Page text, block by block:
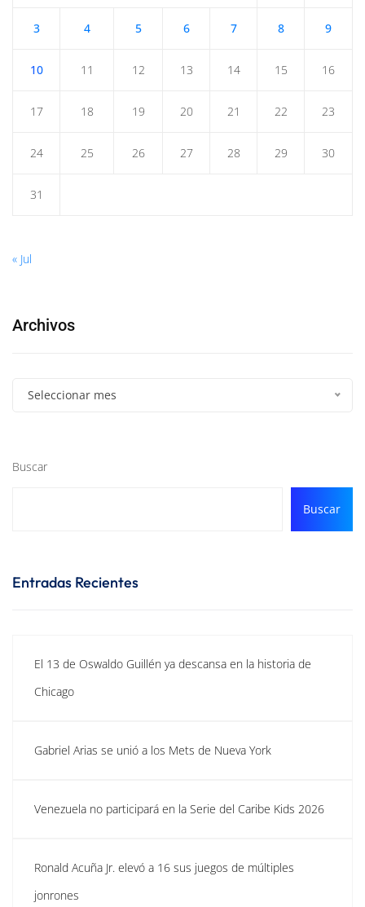
3 4 5 6 7 8 9
10 11 12 13 14 15 16
17 18 19 20 21 22 23
24 25 26 27 28 29 30
31
« Jul
Archivos
Seleccionar mes
Buscar
Buscar
Entradas Recientes
El 13 de Oswaldo Guillén ya descansa en la historia de
Chicago
Gabriel Arias se unió a los Mets de Nueva York
Venezuela no participará en la Serie del Caribe Kids 2026
Ronald Acuña Jr. elevó a 16 sus juegos de múltiples
jonrones